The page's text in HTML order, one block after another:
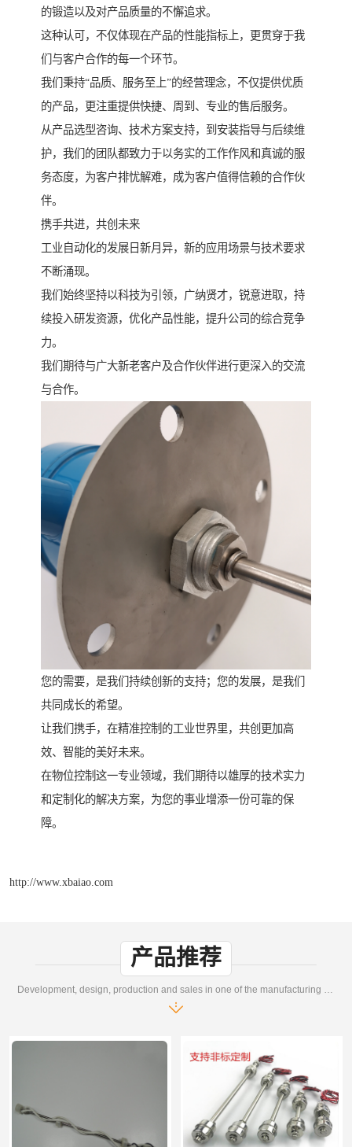
的锻造以及对产品质量的不懈追求。
这种认可，不仅体现在产品的性能指标上，更贯穿于我
们与客户合作的每一个环节。
我们秉持“品质、服务至上”的经营理念，不仅提供优质
的产品，更注重提供快捷、周到、专业的售后服务。
从产品选型咨询、技术方案支持，到安装指导与后续维
护，我们的团队都致力于以务实的工作作风和真诚的服
务态度，为客户排忧解难，成为客户值得信赖的合作伙
伴。
携手共进，共创未来
工业自动化的发展日新月异，新的应用场景与技术要求
不断涌现。
我们始终坚持以科技为引领，广纳贤才，锐意进取，持
续投入研发资源，优化产品性能，提升公司的综合竞争
力。
我们期待与广大新老客户及合作伙伴进行更深入的交流
与合作。
您的需要，是我们持续创新的支持；您的发展，是我们
共同成长的希望。
让我们携手，在精准控制的工业世界里，共创更加高
效、智能的美好未来。
在物位控制这一专业领域，我们期待以雄厚的技术实力
和定制化的解决方案，为您的事业增添一份可靠的保
障。
http://www.xbaiao.com
产品推荐